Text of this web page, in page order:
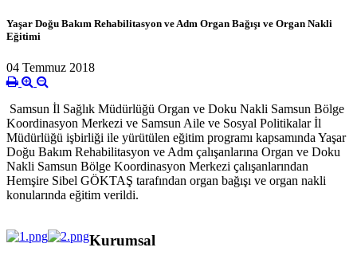
Yaşar Doğu Bakım Rehabilitasyon ve Adm Organ Bağışı ve Organ Nakli
Eğitimi
04 Temmuz 2018
Samsun İl Sağlık Müdürlüğü Organ ve Doku Nakli Samsun Bölge
Koordinasyon Merkezi ve Samsun Aile ve Sosyal Politikalar İl
Müdürlüğü işbirliği ile yürütülen eğitim programı kapsamında Yaşar
Doğu Bakım Rehabilitasyon ve Adm çalışanlarına Organ ve Doku
Nakli Samsun Bölge Koordinasyon Merkezi çalışanlarından
Hemşire Sibel GÖKTAŞ tarafından organ bağışı ve organ nakli
konularında eğitim verildi.
Kurumsal